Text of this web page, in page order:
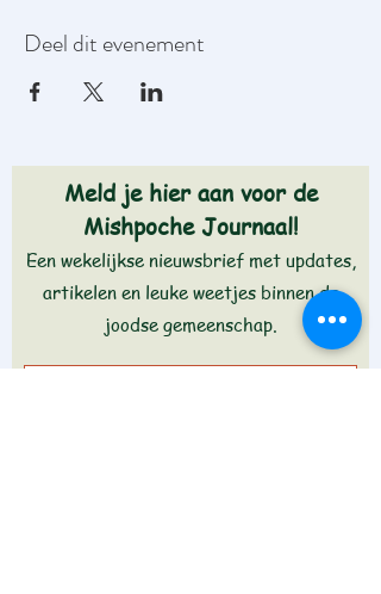
Deel dit evenement
Meld je hier aan voor de
Mishpoche Journaal!
Een wekelijkse nieuwsbrief met updates,
artikelen en leuke weetjes binnen de
joodse gemeenschap.